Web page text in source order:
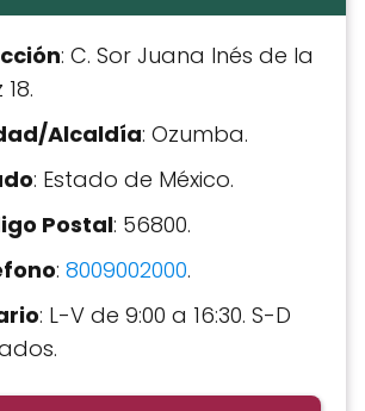
: C. Sor Juana Inés de la
Alcaldía: Ozumba.
: Estado de México.
Postal: 56800.
: 8009002000.
: L-V de 9:00 a 16:30. S-D